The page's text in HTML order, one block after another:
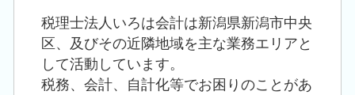
税理士法人いろは会計は新潟県新潟市中央
区、及びその近隣地域を主な業務エリアと
して活動しています。
税務、会計、自計化等でお困りのことがあ